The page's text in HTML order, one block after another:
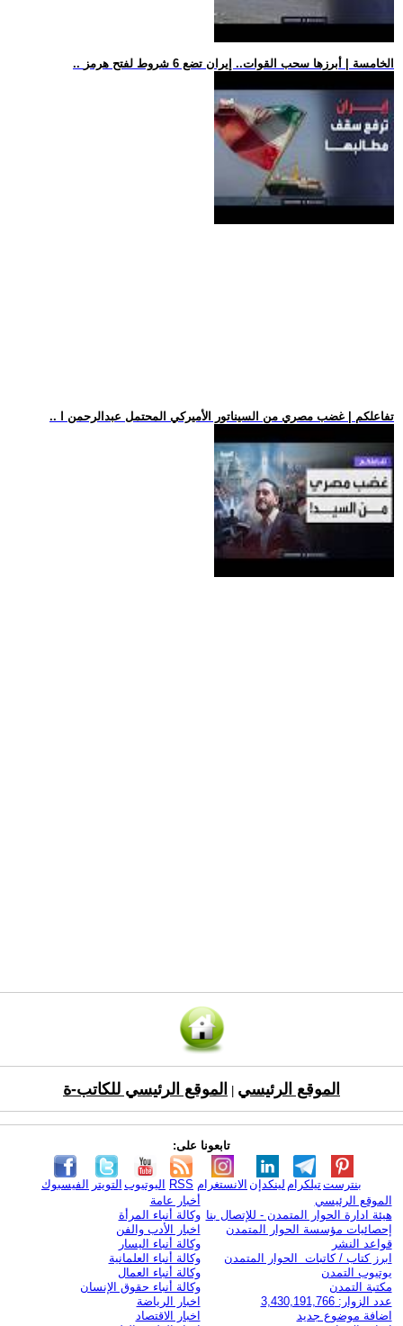
.. الخامسة | أبرزها سحب القوات.. إيران تضع 6 شروط لفتح هرمز
.. تفاعلكم | غضب مصري من السيناتور الأميركي المحتمل عبدالرحمن ا
الموقع الرئيسي الموقع الرئيسي للكاتب-ة
تابعونا على:
الفيسبوك التويتر اليوتيوب RSS الانستغرام لينكدإن تيلكرامبنترست
الموقع الرئيسي
هيئة ادارة الحوار المتمدن - للإتصال بنا
إحصائيات مؤسسة الحوار المتمدن
قواعد النشر
ابرز كتاب / كاتبات الحوار المتمدن
يوتيوب التمدن
مكتبة التمدن
عدد الزوار: 3,430,191,766
اضافة موضوع جديد
أخبار عامة
وكالة أنباء المرأة
اخبار الأدب والفن
وكالة أنباء اليسار
وكالة أنباء العلمانية
وكالة أنباء العمال
وكالة أنباء حقوق الإنسان
اخبار الرياضة
اخبار الاقتصاد